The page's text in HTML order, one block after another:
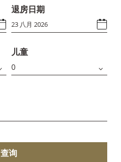
退房日期
儿童
查询